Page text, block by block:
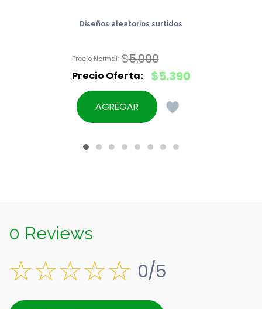
Diseños aleatorios surtidos
$5.990
El
precio
original
$5.390
El
precio
actual
$5.390.
AGREGAR
0 Reviews
0/5